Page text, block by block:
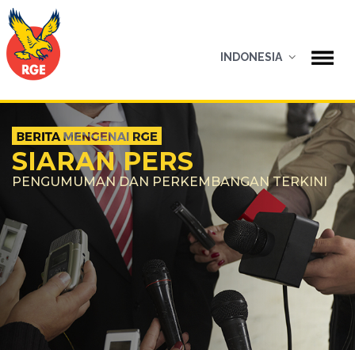
INDONESIA
SIARAN PERS
PENGUMUMAN DAN PERKEMBANGAN TERKINI